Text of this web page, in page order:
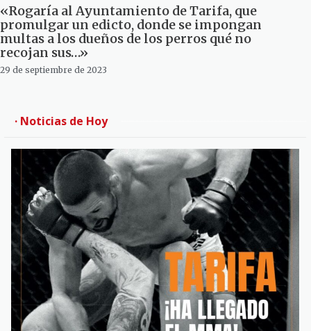
«Rogaría al Ayuntamiento de Tarifa, que
promulgar un edicto, donde se impongan
multas a los dueños de los perros qué no
recojan sus…»
29 de septiembre de 2023
· Noticias de Hoy